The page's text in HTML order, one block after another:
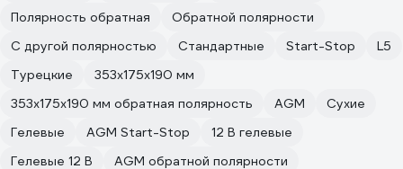
Полярность обратная
Обратной полярности
С другой полярностью
Стандартные Start-Stop
L5
Турецкие
353x175x190 мм
353x175x190 мм обратная полярность
AGM
Сухие
Гелевые
AGM Start-Stop
12 В гелевые
Гелевые 12 В
AGM обратной полярности